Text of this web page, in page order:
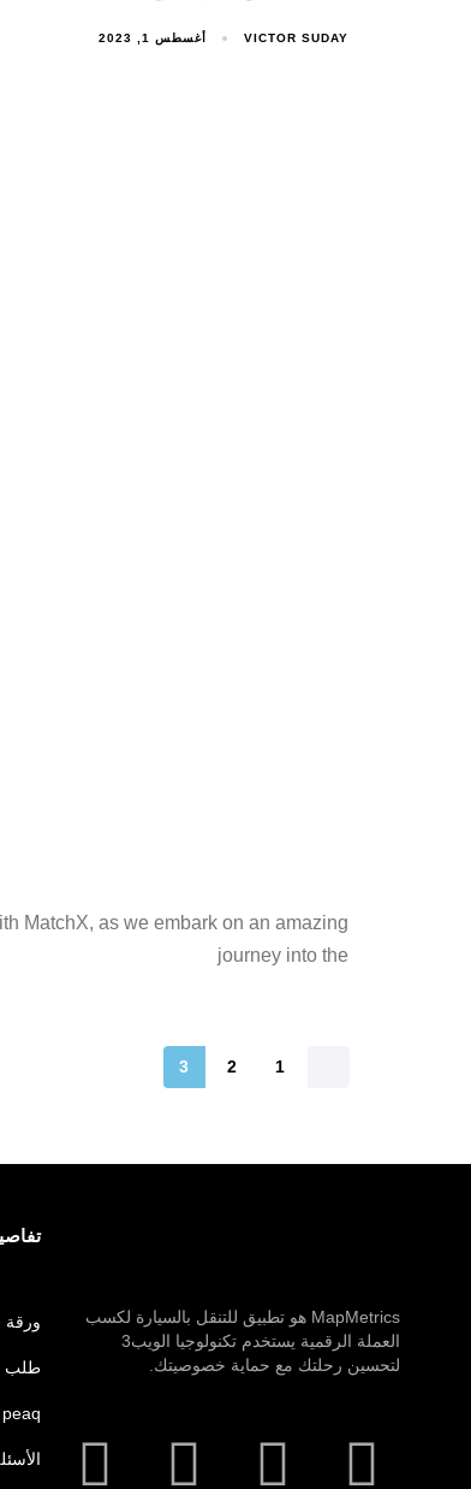
VICTOR SUDAY أغسطس 1, 2023
MatchX, as we embark on an amazing
journey into the
1
2
3
MapMetrics هو تطبيق للتنقل بالسيارة لكسب
العملة الرقمية يستخدم تكنولوجيا الويب3
لتحسين رحلتك مع حماية خصوصيتك.
ورقة
طلب SPT
peaq